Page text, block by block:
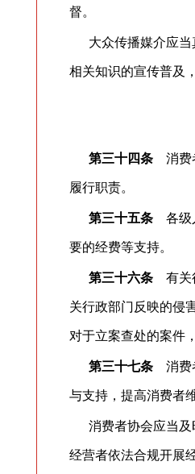
督。
大众传播媒介应
相关知识的宣传普及
第三十四条 消费
履行职责。
第三十五条 各级
要的经费等支持。
第三十六条 有关
关行政部门反映的侵
对于立案查处的案件
第三十七条 消费
与支持，提高消费者
消费者协会应当
经营者依法合规开展